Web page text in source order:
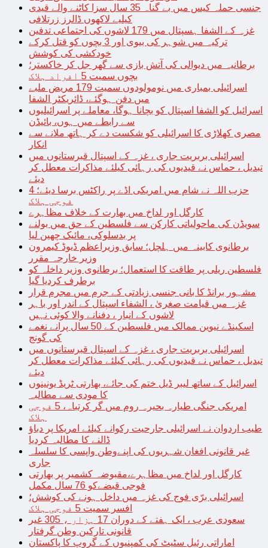
جنسی حملہ کیس میں بے گناہ 35 سال سزا کاٹنے والے قیدی
کیلیے لاکھوں ڈالرز زرتلافی
غزہ کے الشفا ہسپتال میں 179 لاشوں کی اجتماعی تدفین
ترکیہ میں شوہر کی بیوی اور 3 بچوں کو قتل کرکے
خودکشی کی کوشش
برطانیہ میں دیوالی کی آتش بازی سے گھر جل کر خاکستر؛
بچوں سمیت 5 افراد ہلاک
اسرائیلی بمباری میں نومولودوں سمیت 179 مریض ملبے
میں دفن ہوگئے، ڈائریکٹر الشفا
اسرائیل کو الشفا اسپتال کو بچانا ہوگا، معاملے پر اسرائیلیوں
سے رابطے میں ہوں، بائیڈن
مصری کھلاڑی کا اسرائیلی کو شکست دے کر ہاتھ ملانے سے
انکار
اسرائیلی بربریت جاری ، غزہ کے اسپتال قبرستانوں میں
تبدیل ، حماس نے قیدیوں کی رہائی کیلئے مذاکرات معطل کر
دیئے
حزب اللہ نے شام میں امریکی اڈے پر راکٹس برسا دیئے؛ 4
فوجی ہلاک
کارگل اور لداخ میں بھارت کے خلاف مظاہرے
سویڈن کی ماحولیاتی کارکن سے فلسطین کے حق میں بولنے
پر بدسلوکی، مائیک چھین لیا
برطانوی کابینہ میں ہلچل؛ سابق وزیراعظم ڈیوڈ کیمرون
وزیر خارجہ مقرر
فلسطین ریلی پر طاقت کا استعمال؛ برطانوی وزیر داخلہ کو
برطرف کردیا گیا
مشہور برانڈ کا بانی جنسی زیادتی کے جرم میں مجرم قرار
غزہ میں قیامت صغریٰ ، الشفاء اسپتال کے اندر اور باہر
لاشوں کے انبار ، دفنانے والا کوئی نہیں
اسکینڈے نیوین ممالک میں فلسطین کے 50 سال پرانے نغمے
کی گونج
اسرائیلی بربریت جاری ، غزہ کے اسپتال قبرستانوں میں
تبدیل ، حماس نے قیدیوں کی رہائی کیلئے مذاکرات معطل کر
دیئے
اسرائیل کے ساتھ لیبر ڈیل ختم کی جائے، بھارتی ٹریڈ یونینوں
کا مودی سے مطالبہ
امریکی جنگی طیارہ بحیرہ روم میں گر کرتباہ، 5 فوجی
ہلاک
طیب اردوان نے اسرائیلی جارحیت رکوانے کیلئے امریکا پر دباؤ
ڈالنے کا مطالبہ کردیا
غیر قانونی افغان شہریوں کی اپنےوطن واپسی کا سلسلہ
جاری
کارگل اور لداخ میں مظاہرے،مقبوضہ کشمیر پر بھارتی
فوجی قبضےکو 76 سال مکمل
اسرائیلی برّی فوج کی غزہ میں داخل ہونے کی کوشش؛
افسر سمیت 5 فوجی ہلاک
سعودی عرب ، ایک ہفتے کے دوران 17 ہزار ، 305 غیر
قانونی تارکین وطن گرفتار
اماراتی رئیل سٹیٹ کی کمپنیوں کے گروپ کا پاکستان